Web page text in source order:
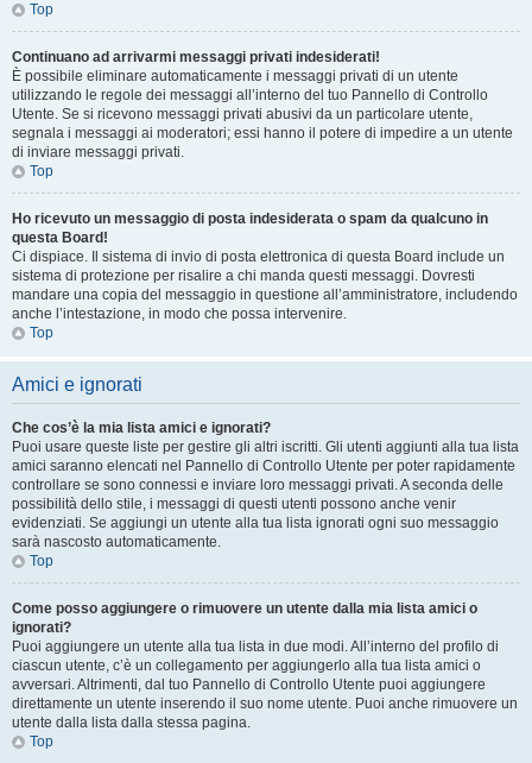
Top
Continuano ad arrivarmi messaggi privati indesiderati!
È possibile eliminare automaticamente i messaggi privati ​​di un utente
utilizzando le regole dei messaggi all’interno del tuo Pannello di Controllo
Utente. Se si ricevono messaggi privati ​​abusivi da un particolare utente,
segnala i messaggi ai moderatori; essi hanno il potere di impedire a un utente
di inviare messaggi privati​​.
Top
Ho ricevuto un messaggio di posta indesiderata o spam da qualcuno in
questa Board!
Ci dispiace. Il sistema di invio di posta elettronica di questa Board include un
sistema di protezione per risalire a chi manda questi messaggi. Dovresti
mandare una copia del messaggio in questione all’amministratore, includendo
anche l’intestazione, in modo che possa intervenire.
Top
Amici e ignorati
Che cos’è la mia lista amici e ignorati?
Puoi usare queste liste per gestire gli altri iscritti. Gli utenti aggiunti alla tua lista
amici saranno elencati nel Pannello di Controllo Utente per poter rapidamente
controllare se sono connessi e inviare loro messaggi privati. A seconda delle
possibilità dello stile, i messaggi di questi utenti possono anche venir
evidenziati. Se aggiungi un utente alla tua lista ignorati ogni suo messaggio
sarà nascosto automaticamente.
Top
Come posso aggiungere o rimuovere un utente dalla mia lista amici o
ignorati?
Puoi aggiungere un utente alla tua lista in due modi. All’interno del profilo di
ciascun utente, c’è un collegamento per aggiungerlo alla tua lista amici o
avversari. Altrimenti, dal tuo Pannello di Controllo Utente puoi aggiungere
direttamente un utente inserendo il suo nome utente. Puoi anche rimuovere un
utente dalla lista dalla stessa pagina.
Top